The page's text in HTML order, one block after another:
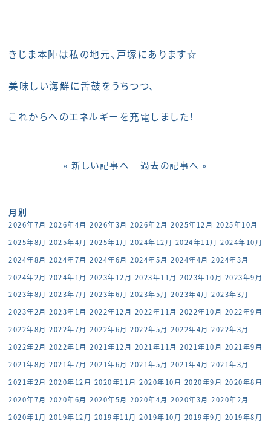
きじま本陣は私の地元、戸塚にあります☆
美味しい海鮮に舌鼓をうちつつ、
これからへのエネルギーを充電しました！
« 新しい記事へ 過去の記事へ »
月別
2026年7月 2026年4月 2026年3月 2026年2月 2025年12月 2025年10月
2025年8月 2025年4月 2025年1月 2024年12月 2024年11月 2024年10月
2024年8月 2024年7月 2024年6月 2024年5月 2024年4月 2024年3月
2024年2月 2024年1月 2023年12月 2023年11月 2023年10月 2023年9月
2023年8月 2023年7月 2023年6月 2023年5月 2023年4月 2023年3月
2023年2月 2023年1月 2022年12月 2022年11月 2022年10月 2022年9月
2022年8月 2022年7月 2022年6月 2022年5月 2022年4月 2022年3月
2022年2月 2022年1月 2021年12月 2021年11月 2021年10月 2021年9月
2021年8月 2021年7月 2021年6月 2021年5月 2021年4月 2021年3月
2021年2月 2020年12月 2020年11月 2020年10月 2020年9月 2020年8月
2020年7月 2020年6月 2020年5月 2020年4月 2020年3月 2020年2月
2020年1月 2019年12月 2019年11月 2019年10月 2019年9月 2019年8月